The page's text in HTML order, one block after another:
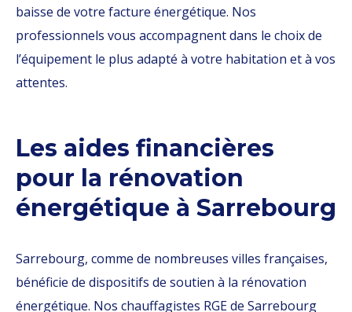
baisse de votre facture énergétique. Nos
professionnels vous accompagnent dans le choix de
l’équipement le plus adapté à votre habitation et à vos
attentes.
Les aides financières
pour la rénovation
énergétique à Sarrebourg
Sarrebourg, comme de nombreuses villes françaises,
bénéficie de dispositifs de soutien à la rénovation
énergétique. Nos chauffagistes RGE de Sarrebourg